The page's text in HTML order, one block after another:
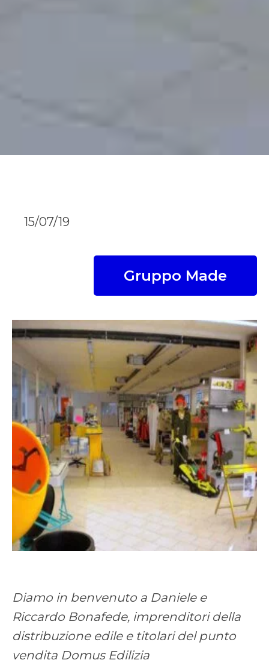
15/07/19
Gruppo Made
Diamo in benvenuto a Daniele e
Riccardo Bonafede, imprenditori della
distribuzione edile e titolari del punto
vendita Domus Edilizia